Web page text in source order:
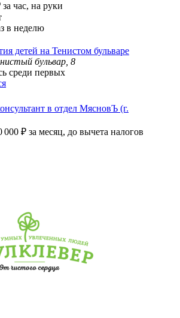
за час, на руки
в неделю
детей на Тенистом бульваре
бульвар, 8
среди первых
в отдел МясновЪ (г.
000 ₽ за месяц, до вычета налогов